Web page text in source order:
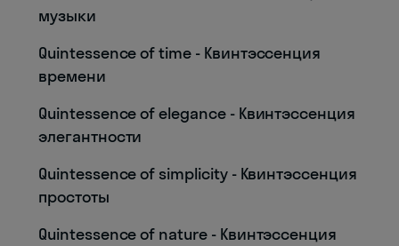
музыки
Quintessence of time - Квинтэссенция
времени
Quintessence of elegance - Квинтэссенция
элегантности
Quintessence of simplicity - Квинтэссенция
простоты
Quintessence of nature - Квинтэссенция